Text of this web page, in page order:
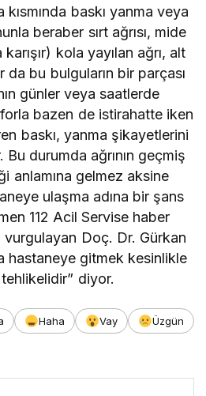
baskı yanma veya
beraber sırt ağrısı, mide
karışır) kola yayılan ağrı, alt
da bu bulguların bir parçası
günler veya saatlerde
bazen de istirahatte iken
baskı, yanma şikayetlerini
durumda ağrının geçmiş
anlamına gelmez aksine
ulaşma adına bir şans
112 Acil Servise haber
Doç. Dr. Gürkan
hastaneye gitmek kesinlikle
diyor.
Haha Vay
Üzgün